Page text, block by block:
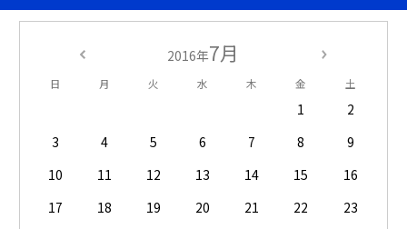
2016年7月
日 月 火 水 木 金 土
1
2
3
4 5 6 7 8
9
10
11 12 13 14 15
16
17
18 19 20 21 22
23